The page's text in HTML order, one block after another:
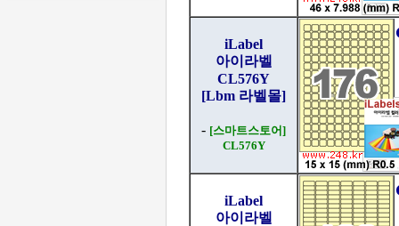
iLabel
아이라벨
CL576Y
[Lbm 라벨몰]
- [스마트스토어]
CL576Y
iLabel
아이라벨